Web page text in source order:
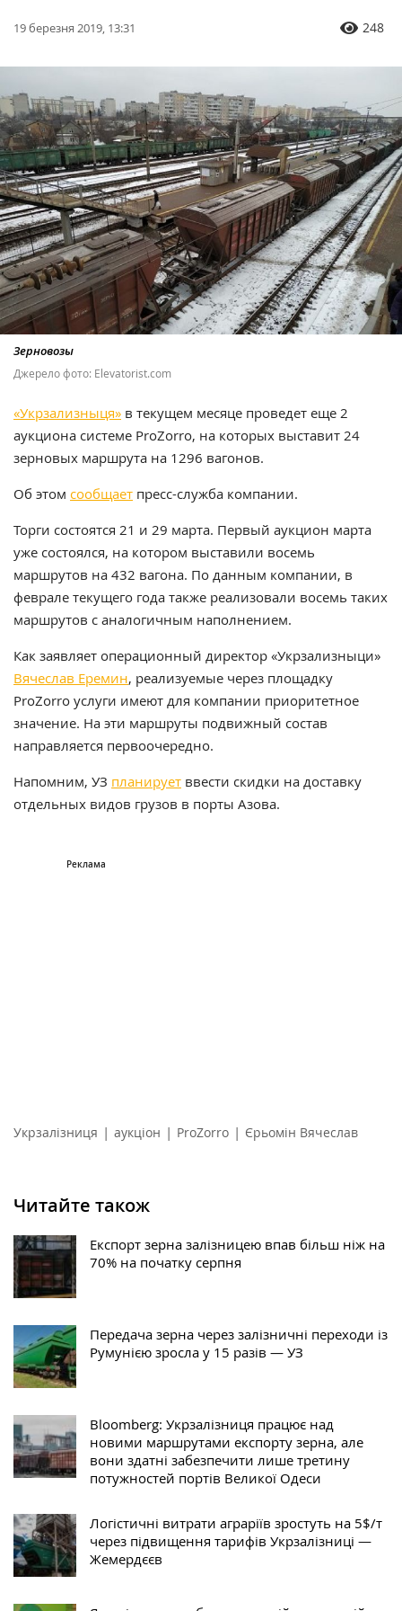
19 березня 2019, 13:31 248
Зерновозы
Джерело фото: Elevatorist.com
«Укрзализныця» в текущем месяце проведет еще 2
аукциона системе ProZorro, на которых выставит 24
зерновых маршрута на 1296 вагонов.
Об этом сообщает пресс-служба компании.
Торги состоятся 21 и 29 марта. Первый аукцион марта
уже состоялся, на котором выставили восемь
маршрутов на 432 вагона. По данным компании, в
феврале текущего года также реализовали восемь таких
маршрутов с аналогичным наполнением.
Как заявляет операционный директор «Укрзализныци»
Вячеслав Еремин, реализуемые через площадку
ProZorro услуги имеют для компании приоритетное
значение. На эти маршруты подвижный состав
направляется первоочередно.
Напомним, УЗ планирует ввести скидки на доставку
отдельных видов грузов в порты Азова.
Укрзалізниця | аукціон | ProZorro | Єрьомін Вячеслав
Читайте також
Експорт зерна залізницею впав більш ніж на
70% на початку серпня
Передача зерна через залізничні переходи із
Румунією зросла у 15 разів — УЗ
Bloomberg: Укрзалізниця працює над
новими маршрутами експорту зерна, але
вони здатні забезпечити лише третину
потужностей портів Великої Одеси
Логістичні витрати аграріїв зростуть на 5$/т
через підвищення тарифів Укрзалізниці —
Жемердєєв